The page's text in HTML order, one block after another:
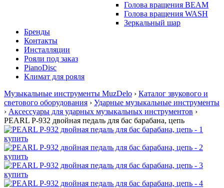
Голова вращения BEAM
Голова вращения WASH
Зеркальный шар
Бренды
Контакты
Инсталляции
Рояли под заказ
PianoDisc
Климат для рояля
Музыкальные инструменты MuzDelo › Каталог звукового и
светового оборудования › Ударные музыкальные инструменты
› Аксессуары для ударных музыкальных инструментов ›
PEARL P-932 двойная педаль для бас барабана, цепь